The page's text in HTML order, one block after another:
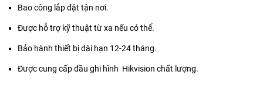
Bao công lắp đặt tận nơi.
Được hỗ trợ kỹ thuật từ xa nếu có thể.
Bảo hành thiết bị dài hạn 12-24 tháng.
Được cung cấp đầu ghi hình Hikvision chất lượng.